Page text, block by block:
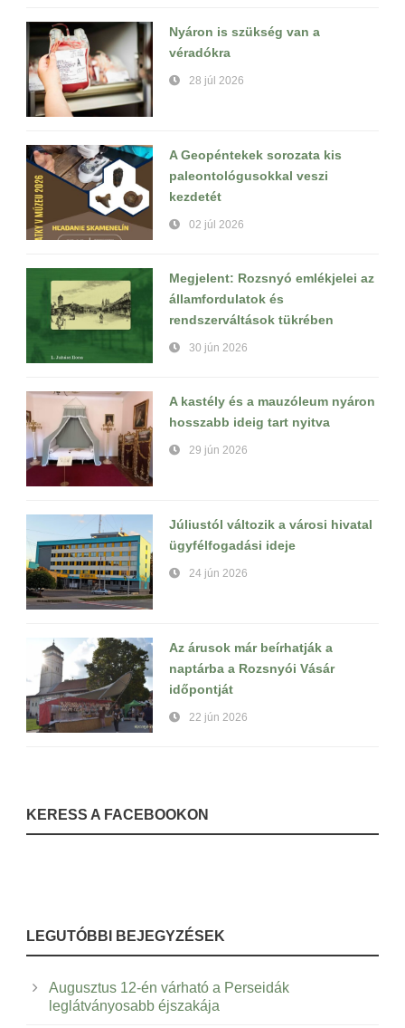
Nyáron is szükség van a
véradókra
28 júl 2026
A Geopéntekek sorozata kis
paleontológusokkal veszi
kezdetét
02 júl 2026
Megjelent: Rozsnyó emlékjelei az
államfordulatok és
rendszerváltások tükrében
30 jún 2026
A kastély és a mauzóleum nyáron
hosszabb ideig tart nyitva
29 jún 2026
Júliustól változik a városi hivatal
ügyfélfogadási ideje
24 jún 2026
Az árusok már beírhatják a
naptárba a Rozsnyói Vásár
időpontját
22 jún 2026
KERESS A FACEBOOKON
LEGUTÓBBI BEJEGYZÉSEK
Augusztus 12-én várható a Perseidák
leglátványosabb éjszakája